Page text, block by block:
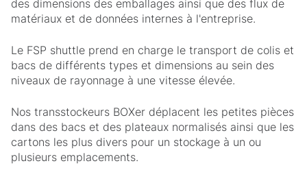
des dimensions des emballages ainsi que des flux de
matériaux et de données internes à l'entreprise.
Le FSP shuttle prend en charge le transport de colis et
bacs de différents types et dimensions au sein des
niveaux de rayonnage à une vitesse élevée.
Nos transstockeurs BOXer déplacent les petites pièces
dans des bacs et des plateaux normalisés ainsi que les
cartons les plus divers pour un stockage à un ou
plusieurs emplacements.